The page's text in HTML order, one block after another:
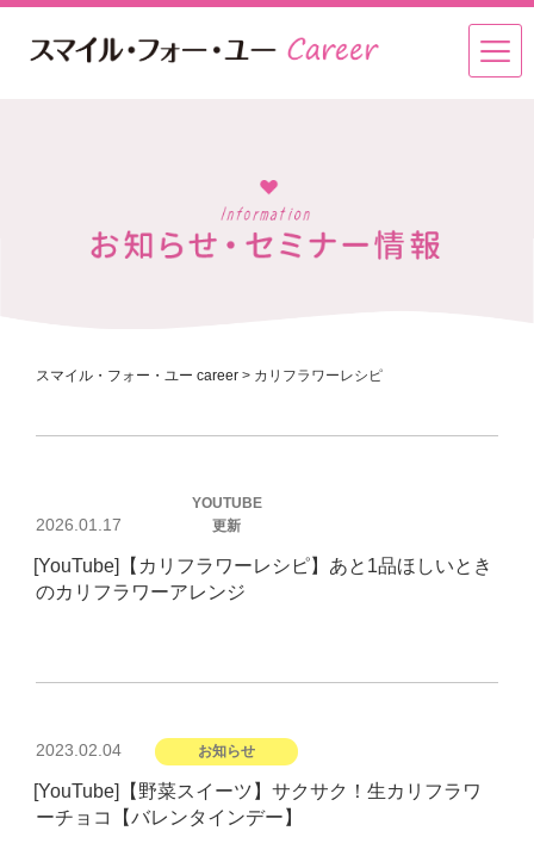
スマイル・フォー・ユー career > カリフラワーレシピ
稿
2026.01.17
YOUTUBE
更新
[YouTube]【カリフラワーレシピ】あと1品ほしいとき
のカリフラワーアレンジ
投
日:
2023.02.04 お知らせ
[YouTube]【野菜スイーツ】サクサク！生カリフラワ
ーチョコ【バレンタインデー】